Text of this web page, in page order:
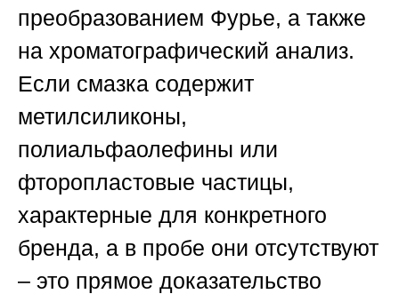
преобразованием Фурье, а также
на хроматографический анализ.
Если смазка содержит
метилсиликоны,
полиальфаолефины или
фторопластовые частицы,
характерные для конкретного
бренда, а в пробе они отсутствуют
– это прямое доказательство